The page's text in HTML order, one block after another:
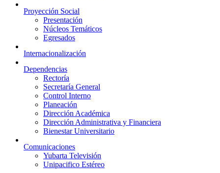
Proyección Social
Presentación
Núcleos Temáticos
Egresados
Internacionalización
Dependencias
Rectoría
Secretaría General
Control Interno
Planeación
Dirección Académica
Dirección Administrativa y Financiera
Bienestar Universitario
Comunicaciones
Yubarta Televisión
Unipacifico Estéreo